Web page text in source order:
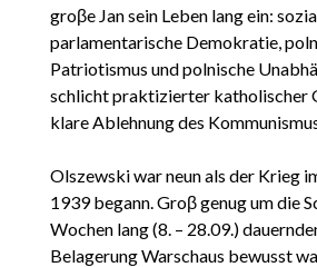
groβe Jan sein Leben lang ein:
parlamentarische Demokratie,
Patriotismus und polnische
schlicht praktizierter katholischer
klare Ablehnung des
Olszewski war neun als der Krieg
1939 begann. Groβ genug um die
Wochen lang (8. – 28.09.)
Belagerung Warschaus bewusst